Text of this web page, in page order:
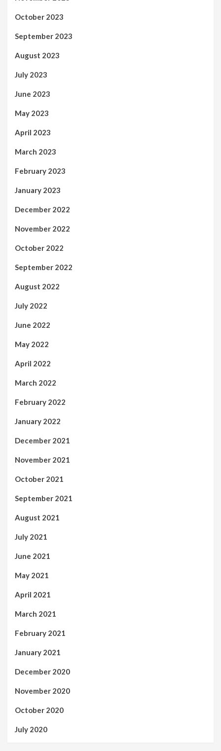
October 2023
September 2023
August 2023
July 2023
June 2023
May 2023
April 2023
March 2023
February 2023
January 2023
December 2022
November 2022
October 2022
September 2022
August 2022
July 2022
June 2022
May 2022
April 2022
March 2022
February 2022
January 2022
December 2021
November 2021
October 2021
September 2021
August 2021
July 2021
June 2021
May 2021
April 2021
March 2021
February 2021
January 2021
December 2020
November 2020
October 2020
July 2020